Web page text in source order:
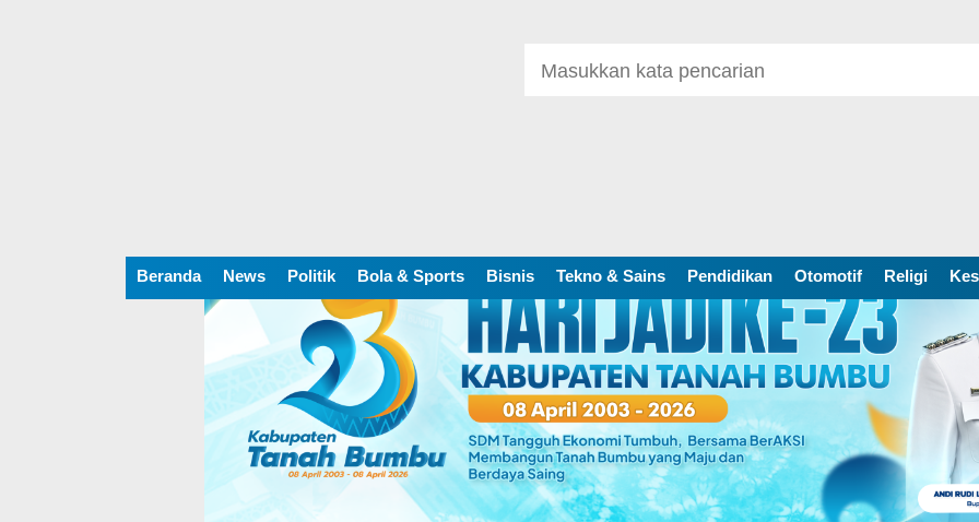
Beranda News Politik Bola & Sports Bisnis Tekno & Sains Pendidikan Otomotif Religi